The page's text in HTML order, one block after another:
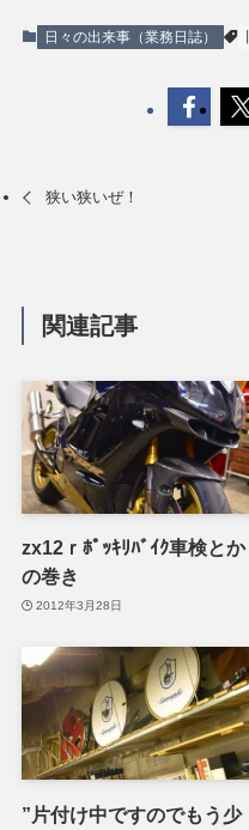
日々の出来事（業務日誌）
狭い狭いぜ！
関連記事
zx12ｒﾎﾟｯｷﾘﾊﾞｲｸ車検とか
の巻き
2012年3月28日
”片付け中ですのでもう少